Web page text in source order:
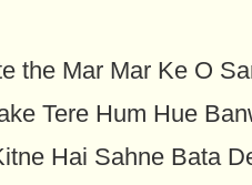
the Mar Mar Ke O
Tere Hum Hue
Hai Sahne Bata